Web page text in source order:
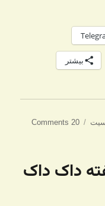
بیشتر
20 Comments
داک داک